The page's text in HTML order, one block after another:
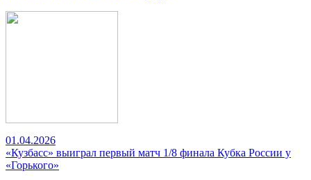
01.04.2026
«Кузбасс» выиграл первый матч 1/8 финала Кубка России у
«Горького»